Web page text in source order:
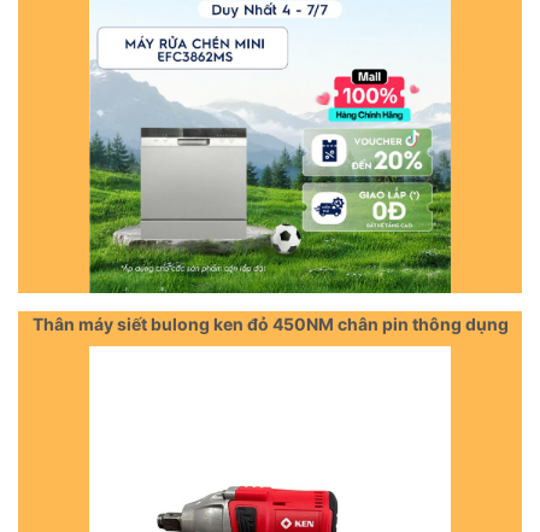
Thân máy siết bulong ken đỏ 450NM chân pin thông dụng